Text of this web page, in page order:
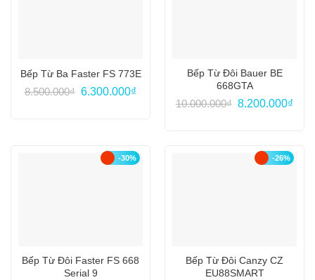
Bếp Từ Ba Faster FS 773E
8.500.000₫ Giá
6.300.000₫
Bếp Từ Đôi Bauer BE
668GTA
10.000.000₫ Giá
8.200.000₫
-30%
Bếp Từ Đôi Faster FS 668
Serial 9
-26%
Bếp Từ Đôi Canzy CZ
EU88SMART